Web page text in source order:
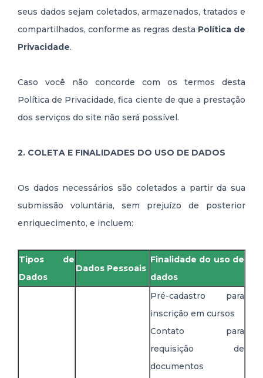
seus dados sejam coletados, armazenados, tratados e
compartilhados, conforme as regras desta Política de
Privacidade.
Caso você não concorde com os termos desta
Política de Privacidade, fica ciente de que a prestação
dos serviços do site não será possível.
2. COLETA E FINALIDADES DO USO DE DADOS
Os dados necessários são coletados a partir da sua
submissão voluntária, sem prejuízo de posterior
enriquecimento, e incluem:
Tipos de
Dados
Dados Pessoais
Finalidade do uso de
dados
Pré-cadastro para
inscrição em cursos
Contato para
requisição de
documentos